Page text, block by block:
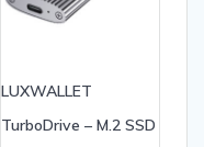
LUXWALLET
TurboDrive – M.2 SSD